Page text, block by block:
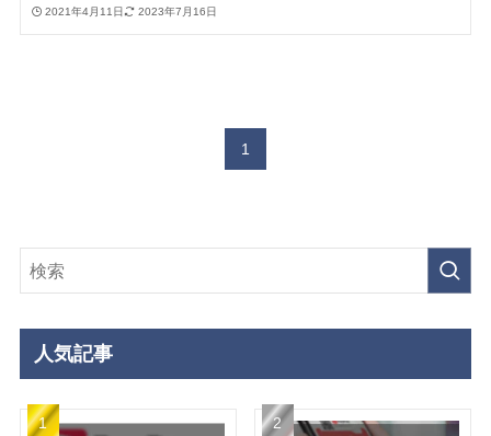
2021年4月11日 2023年7月16日
1
人気記事